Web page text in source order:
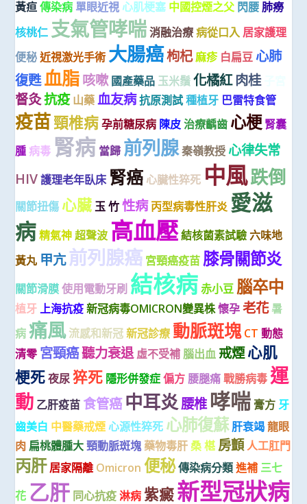
黃疸 傳染病 單眼近視 心肌梗塞 中國控煙之父 閃腰 肺癆
核桃仁 支氣管哮喘 消融治療 病從口入居家護理
便秘 近視激光手術 大腸癌枸杞麻疹 白扁豆 心肺
復甦血脂咳嗽 國產藥品 玉米鬚 化橘紅肉桂
督灸抗疫 山藥 血友病抗原測試 種植牙 巴雷特食管
疫苗頸椎病 孕前糖尿病 陳皮 治療齲齒 心梗 腎囊
腫 病毒 腎病 當歸 前列腺秦嶺教授 心律失常
HIV 護理老年臥床 腎癌 心臟性猝死 中風跌倒
關節扭傷 心臟 玉 竹 性病 丙型病毒性肝炎 愛滋
病 精氣神 超聲波 高血壓結核菌素試驗 六味地
黃丸 甲亢前列腺癌 宮頸癌疫苗 膝骨關節炎
關節滑膜 使用電動牙刷 結核病 赤小豆 腦卒中
植牙 上海抗疫 新冠病毒OMICRON變異株懷孕 老花暑
病 痛風 流感和新冠 新冠診療 動脈斑塊 CT 動態
清零 宮頸癌聽力衰退虛不受補 腦出血 戒煙心肌
梗死 夜尿 猝死 隱形併發症 偏方 腰腿痛 戰勝病毒 運
動 乙肝疫苗 食管癌 中耳炎腰椎 哮喘 膏方 牙
齒美白 中醫藥戒煙 心源性猝死 心肺復蘇肝衰竭 龍眼
肉 扁桃體腫大 頸動脈斑塊藥物毒肝 桑 椹 房顫人工肛門
丙肝居家隔離 Omicron 便秘傳染病分類 進補 三七
花 乙肝 同心抗疫 淋病 紫癜新型冠狀病